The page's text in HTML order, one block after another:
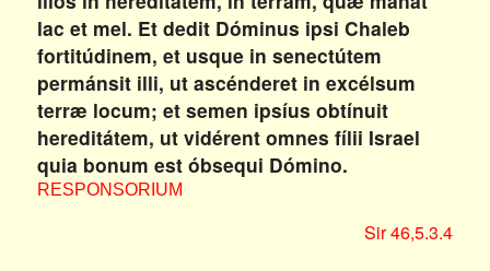
lac et mel. Et dedit Dóminus ipsi Chaleb
fortitúdinem, et usque in senectútem
permánsit illi, ut ascénderet in excélsum
terræ locum; et semen ipsíus obtínuit
hereditátem, ut vidérent omnes fílii Israel
quia bonum est óbsequi Dómino.
RESPONSORIUM
Sir 46,5.3.4